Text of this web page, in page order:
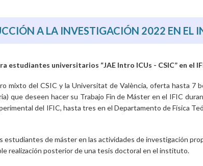
A LA INVESTIGACIÓN 2022 EN EL
estudiantes universitarios “JAE Intro ICUs - CSIC” en el
mixto del CSIC y la Universitat de València, oferta hasta 7
que deseen hacer su Trabajo Fin de Máster en el IFIC
del IFIC, hasta tres en el Departamento de Física
estudiantes de máster en las actividades de investigación
realización posterior de una tesis doctoral en el instituto.